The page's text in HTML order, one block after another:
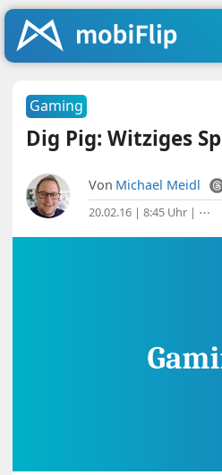
Gaming
Dig Pig: Witziges
Von Michael Meidl
20.02.16 | 8:45 Uhr | ⋯